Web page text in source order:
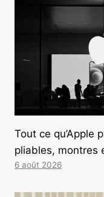
Tout ce qu’Apple
pliables, montres
6 août 2026